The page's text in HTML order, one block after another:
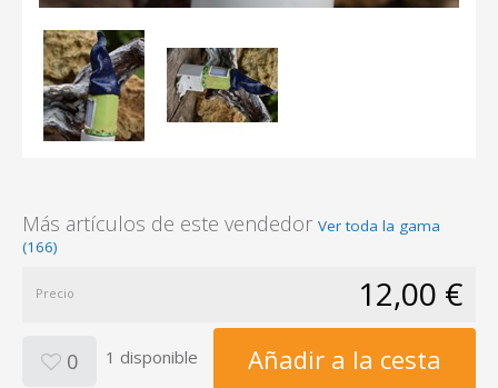
Más artículos de este vendedor Ver toda la gama
(166)
Precio 12,00 €
0 1 disponible Añadir a la cesta